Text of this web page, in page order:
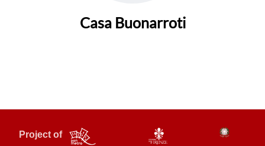
Casa Buonarroti
Project of